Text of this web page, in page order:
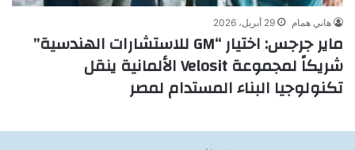
هاني همام 29 أبريل، 2026
ماير جرجس: اختيار “GM للاستشارات الهندسية”
شريكاً لمجموعة Velosit الألمانية ينقل
تكنولوجيا البناء المستدام لمصر